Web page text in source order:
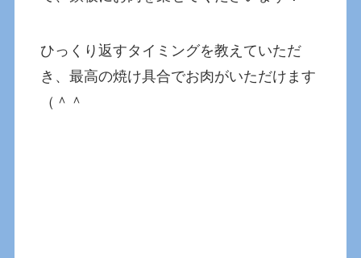
ひっくり返すタイミングを教えていただ
き、最高の焼け具合でお肉がいただけます
（＾＾